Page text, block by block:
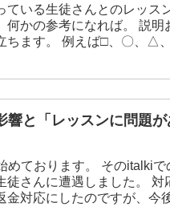
いる生徒さんとのレッス
れば。 説明お絵かき 図形の名前
と位置関係の表現を覚えるのに役立ちます。 例え
響と「レッスンに問題
での９回目のレッスン
ました。 対応しきれなさそうだ
金対応にしたのですが、今